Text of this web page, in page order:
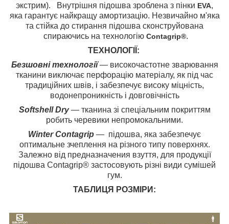
экстрим). Внутрішня підошва зроблена з пінки EVA,
яка гарантує найкращу амортизацію. Незвичайно м'яка
та стійка до стирання підошва сконструйована
спираючись на технологію Contagrip®.
ТЕХНОЛОГІЇ:
Безшовні технології― високочастотне зварювання
тканини виключає перфорацію матеріалу, як під час
традиційних швів, і забезпечує високу міцність,
водонепроникність і довговічність
Softshell Dry― тканина зі спеціальним покриттям
робить черевики непромокальними.
Winter Contagrip ― підошва, яка забезпечує
оптимальне зчеплення на різного типу поверхнях.
Залежно від предназначения взуття, для продукції
підошва Contagrip® застосовують різні види сумішей
гум.
ТАБЛИЦЯ РОЗМІРИ: